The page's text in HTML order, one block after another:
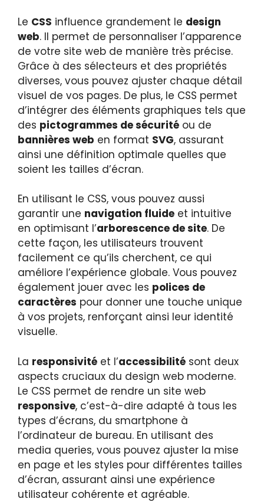
Le CSS influence grandement le design
web. Il permet de personnaliser l’apparence
de votre site web de manière très précise.
Grâce à des sélecteurs et des propriétés
diverses, vous pouvez ajuster chaque détail
visuel de vos pages. De plus, le CSS permet
d’intégrer des éléments graphiques tels que
des pictogrammes de sécurité ou de
bannières web en format SVG, assurant
ainsi une définition optimale quelles que
soient les tailles d’écran.
En utilisant le CSS, vous pouvez aussi
garantir une navigation fluide et intuitive
en optimisant l’arborescence de site. De
cette façon, les utilisateurs trouvent
facilement ce qu’ils cherchent, ce qui
améliore l’expérience globale. Vous pouvez
également jouer avec les polices de
caractères pour donner une touche unique
à vos projets, renforçant ainsi leur identité
visuelle.
La responsivité et l’accessibilité sont deux
aspects cruciaux du design web moderne.
Le CSS permet de rendre un site web
responsive, c’est-à-dire adapté à tous les
types d’écrans, du smartphone à
l’ordinateur de bureau. En utilisant des
media queries, vous pouvez ajuster la mise
en page et les styles pour différentes tailles
d’écran, assurant ainsi une expérience
utilisateur cohérente et agréable.